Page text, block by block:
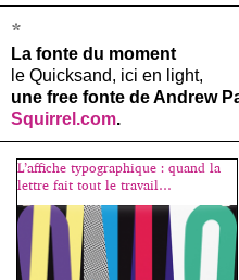
*
La fonte du moment
le Quicksand, ici en light,
une free fonte de Andrew
Squirrel.com.
L’affiche typographique : quand la
lettre fait tout le travail…